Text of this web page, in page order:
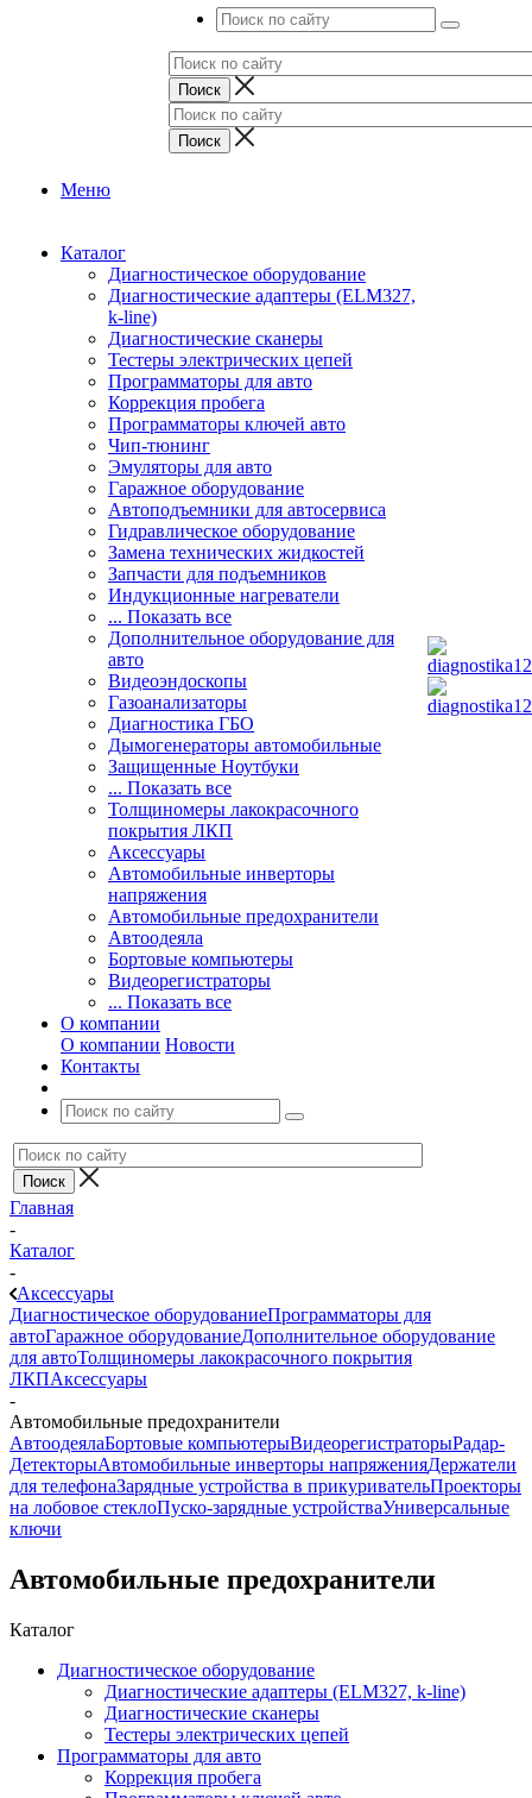
Меню
Каталог
Диагностическое оборудование
Диагностические адаптеры (ELM327,
k-line)
Диагностические сканеры
Тестеры электрических цепей
Программаторы для авто
Коррекция пробега
Программаторы ключей авто
Чип-тюнинг
Эмуляторы для авто
Гаражное оборудование
Автоподъемники для автосервиса
Гидравлическое оборудование
Замена технических жидкостей
Запчасти для подъемников
Индукционные нагреватели
... Показать все
Дополнительное оборудование для
авто
Видеоэндоскопы
Газоанализаторы
Диагностика ГБО
Дымогенераторы автомобильные
Защищенные Ноутбуки
... Показать все
Толщиномеры лакокрасочного
покрытия ЛКП
Аксессуары
Автомобильные инверторы
напряжения
Автомобильные предохранители
Автоодеяла
Бортовые компьютеры
Видеорегистраторы
... Показать все
О компании
О компании Новости
Контакты
Главная
-
Каталог
-
Аксессуары
Диагностическое оборудованиеПрограмматоры для
автоГаражное оборудованиеДополнительное оборудование
для автоТолщиномеры лакокрасочного покрытия
ЛКПАксессуары
-
Автомобильные предохранители
АвтоодеялаБортовые компьютерыВидеорегистраторыРадар-
ДетекторыАвтомобильные инверторы напряженияДержатели
для телефонаЗарядные устройства в прикуривательПроекторы
на лобовое стеклоПуско-зарядные устройстваУниверсальные
ключи
Автомобильные предохранители
Каталог
Диагностическое оборудование
Диагностические адаптеры (ELM327, k-line)
Диагностические сканеры
Тестеры электрических цепей
Программаторы для авто
Коррекция пробега